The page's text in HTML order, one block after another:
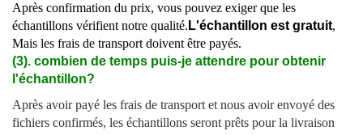
Après confirmation du prix, vous pouvez exiger que les
échantillons vérifient notre qualité. L'échantillon est gratuit,
Mais les frais de transport doivent être payés.
(3). combien de temps puis-je attendre pour obtenir
l'échantillon?
Après avoir payé les frais de transport et nous avoir envoyé des
fichiers confirmés, les échantillons seront prêts pour la livraison